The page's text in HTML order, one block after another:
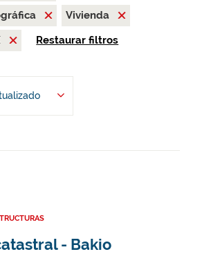
Vivienda
Restaurar filtros
- Bakio